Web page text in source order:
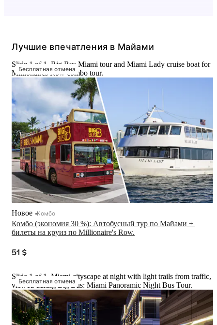
Лучшие впечатления в Майами
Бесплатная отмена
Slide 1 of 1, Big Bus Miami tour and Miami Lady cruise boat for
Millionaires Row combo tour.
Комбо (экономия 30 %): Автобусный тур по Майами +
билеты на круиз по Millionaire's Row.
Новое Комбо
51 $
Бесплатная отмена
Slide 1 of 1, Miami cityscape at night with light trails from traffic,
viewed during Big Bus: Miami Panoramic Night Bus Tour.